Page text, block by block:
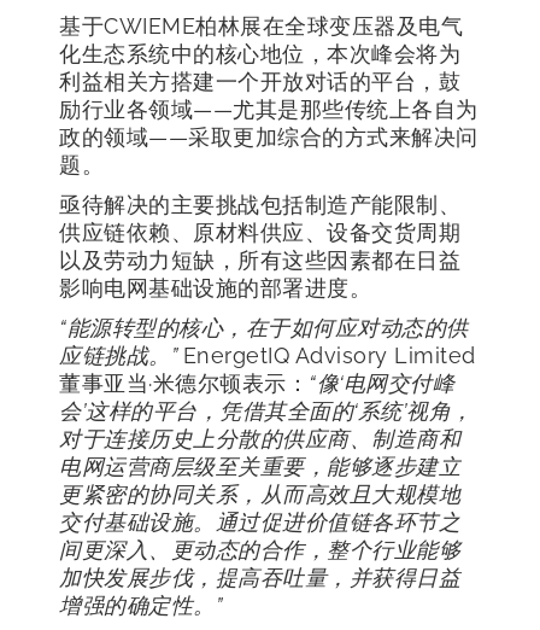
基于CWIEME柏林展在全球变压器及电气
化生态系统中的核心地位，本次峰会将为
利益相关方搭建一个开放对话的平台，鼓
励行业各领域——尤其是那些传统上各自为
政的领域——采取更加综合的方式来解决问
题。
亟待解决的主要挑战包括制造产能限制、
供应链依赖、原材料供应、设备交货周期
以及劳动力短缺，所有这些因素都在日益
影响电网基础设施的部署进度。
“能源转型的核心，在于如何应对动态的供
应链挑战。” EnergetIQ Advisory Limited
董事亚当·米德尔顿表示： “像‘电网交付峰
会’这样的平台，凭借其全面的‘系统’视角，
对于连接历史上分散的供应商、制造商和
电网运营商层级至关重要，能够逐步建立
更紧密的协同关系，从而高效且大规模地
交付基础设施。通过促进价值链各环节之
间更深入、更动态的合作，整个行业能够
加快发展步伐，提高吞吐量，并获得日益
增强的确定性。”